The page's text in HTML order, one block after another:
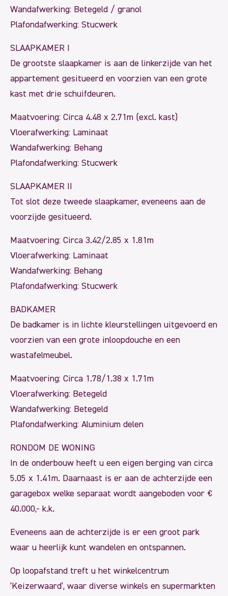
Wandafwerking: Betegeld / granol
Plafondafwerking: Stucwerk
SLAAPKAMER I
De grootste slaapkamer is aan de linkerzijde van het
appartement gesitueerd en voorzien van een grote
kast met drie schuifdeuren.
Maatvoering: Circa 4.48 x 2.71m (excl. kast)
Vloerafwerking: Laminaat
Wandafwerking: Behang
Plafondafwerking: Stucwerk
SLAAPKAMER II
Tot slot deze tweede slaapkamer, eveneens aan de
voorzijde gesitueerd.
Maatvoering: Circa 3.42/2.85 x 1.81m
Vloerafwerking: Laminaat
Wandafwerking: Behang
Plafondafwerking: Stucwerk
BADKAMER
De badkamer is in lichte kleurstellingen uitgevoerd en
voorzien van een grote inloopdouche en een
wastafelmeubel.
Maatvoering: Circa 1.78/1.38 x 1.71m
Vloerafwerking: Betegeld
Wandafwerking: Betegeld
Plafondafwerking: Aluminium delen
RONDOM DE WONING
In de onderbouw heeft u een eigen berging van circa
5.05 x 1.41m. Daarnaast is er aan de achterzijde een
garagebox welke separaat wordt aangeboden voor €
40.000,- k.k.
Eveneens aan de achterzijde is er een groot park
waar u heerlijk kunt wandelen en ontspannen.
Op loopafstand treft u het winkelcentrum
‘Keizerwaard’, waar diverse winkels en supermarkten